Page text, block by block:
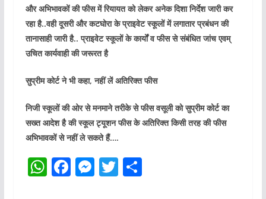
और अभिभावकों की फीस में रियायत को लेकर अनेक दिशा निर्देश जारी कर
रहा है..वही दूसरी और कटघोरा के प्राइवेट स्कूलों में लगातार प्रबंधन की
तानासाही जारी है.. प्राइवेट स्कूलों के कार्यों व फीस से संबंधित जांच एवम्
उचित कार्यवाही की जरूरत है
सुप्रीम कोर्ट ने भी कहा, नहीं लें अतिरिक्त फीस
निजी स्कूलों की ओर से मनमाने तरीके से फीस वसूली को सुप्रीम कोर्ट का
सख्त आदेश है की स्कूल ट्यूशन फीस के अतिरिक्त किसी तरह की फीस
अभिभावकों से नहीं ले सकते हैं….
W
h
F
a
M
e
T
w
S